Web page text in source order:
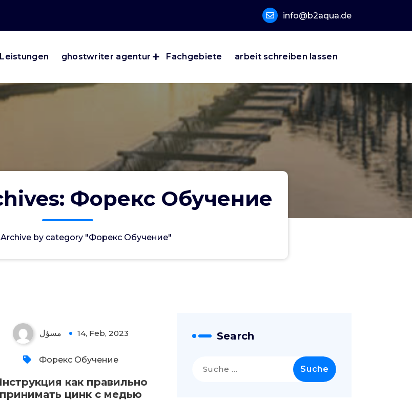
info@b2aqua.de
Leistungen ghostwriter agentur Fachgebiete arbeit schreiben lassen
Форекс Обучение
Archive by category "Форекс Обучение"
مسؤل 14, Feb, 2023
Форекс Обучение
как правильно
принимать цинк с медью
Search
nach: